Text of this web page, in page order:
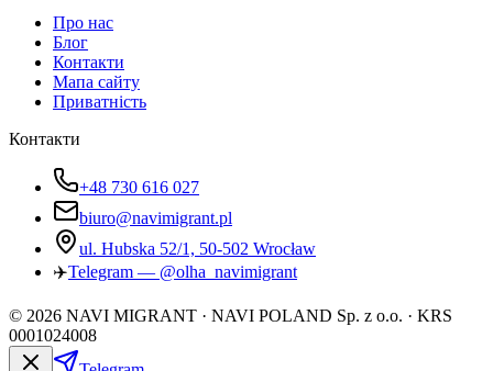
Про нас
Блог
Контакти
Мапа сайту
Приватність
Контакти
+48 730 616 027
biuro@navimigrant.pl
ul. Hubska 52/1, 50-502 Wrocław
✈️Telegram — @olha_navimigrant
© 2026 NAVI MIGRANT · NAVI POLAND Sp. z o.o. · KRS
0001024008